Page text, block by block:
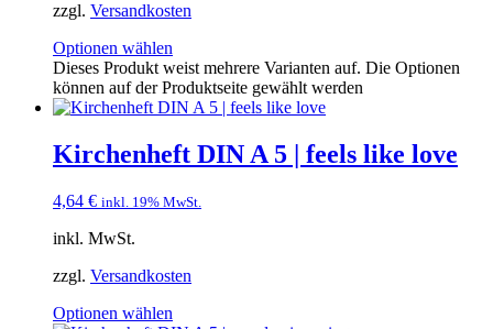
zzgl. Versandkosten
Optionen wählen
Dieses Produkt weist mehrere Varianten auf. Die Optionen
können auf der Produktseite gewählt werden
Kirchenheft DIN A 5 | feels like love
4,64 € inkl. 19% MwSt.
inkl. MwSt.
zzgl. Versandkosten
Optionen wählen